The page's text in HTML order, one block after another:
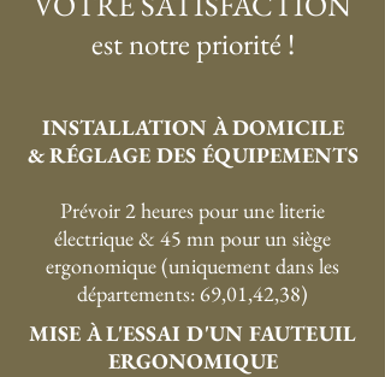
À l'Appartement du Dos,
VOTRE SATISFACTION
& RÉGLAGE DES ÉQUIPEMENTS
Prévoir 2 heures pour une literie
électrique & 45 mn pour un siège
ergonomique (uniquement dans les
départements: 69,01,42,38)